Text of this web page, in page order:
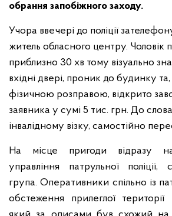
обрання запобіжного заходу.
Учора ввечері до поліції
житель обласного центру. Чоловік
приблизно 30 хв тому візуально
вхідні двері, проник до будинку
фізичною розправою, відкрито
заявника у сумі 5 тис. грн. До
інвалідному візку, самостійно
На місце пригоди відразу
управління патрульної поліції,
група. Оперативники спільно із
обстеження прилеглої території